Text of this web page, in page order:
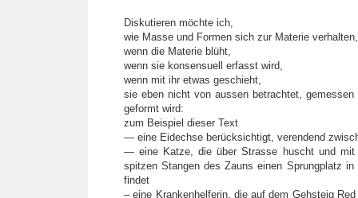
Diskutieren möchte ich,
wie Masse und Formen sich zur Materie verhalten,
wenn die Materie blüht,
wenn sie konsensuell erfasst wird,
wenn mit ihr etwas geschieht,
sie eben nicht von aussen betrachtet, gemessen
geformt wird:
zum Beispiel dieser Text
— eine Eidechse berücksichtigt, verendend
— eine Katze, die über Strasse huscht und mit
spitzen Stangen des Zauns einen Sprungplatz in
findet
– eine Krankenhelferin, die auf dem Gehsteig